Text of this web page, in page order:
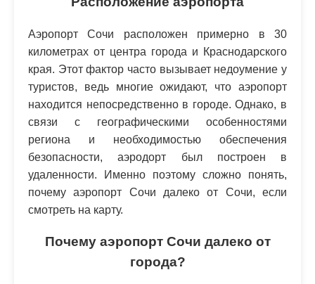
Аэропорт Сочи расположен примерно в 30
километрах от центра города и Краснодарского
края. Этот фактор часто вызывает недоумение у
туристов, ведь многие ожидают, что аэропорт
находится непосредственно в городе. Однако, в
связи с географическими особенностями
региона и необходимостью обеспечения
безопасности, аэродорт был построен в
удаленности. Именно поэтому сложно понять,
почему аэропорт Сочи далеко от Сочи, если
смотреть на карту.
Почему аэропорт Сочи далеко от
города?